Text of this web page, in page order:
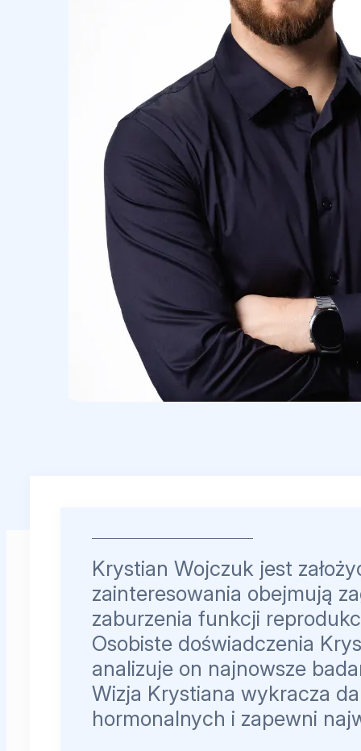
Krystian Wojczuk jest
zainteresowania obejmują
zaburzenia funkcji
Osobiste doświadczenia
analizuje on najnowsze
Wizja Krystiana wykracza
hormonalnych i zapewni